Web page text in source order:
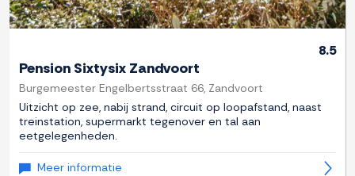
8.5
Pension Sixtysix Zandvoort
Burgemeester Engelbertsstraat 66, Zandvoort
Uitzicht op zee, nabij strand, circuit op loopafstand, naast
treinstation, supermarkt tegenover en tal aan
eetgelegenheden.
Meer informatie